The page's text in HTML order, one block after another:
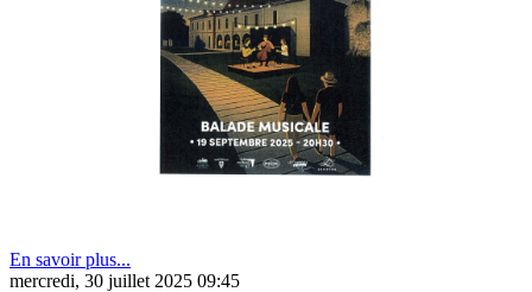
En savoir plus...
mercredi, 30 juillet 2025 09:45